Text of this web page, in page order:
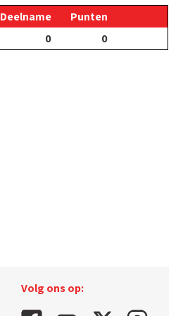
Deelname
Punten
0
0
Volg ons op: